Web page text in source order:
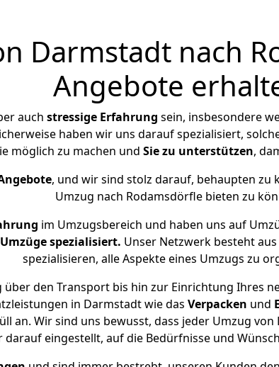
Darmstadt nach
Angebote
auch stressige Erfahrung sein, insbesondere
haben wir uns darauf spezialisiert,
möglich zu machen und Sie zu unterstützen,
, und wir sind stolz darauf, behaupten
Umzug nach Rodamsdörfle bieten zu
im Umzugsbereich und haben uns auf
spezialisiert. Unser Netzwerk besteht
spezialisieren, alle Aspekte eines Umzugs zu
über den Transport bis hin zur Einrichtung Ihres
in Darmstadt wie das Verpacken und
an. Wir sind uns bewusst, dass jeder Umzug
darauf eingestellt, auf die Bedürfnisse und